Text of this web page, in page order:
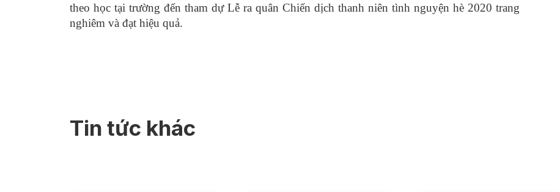
theo học tại trường đến tham dự Lễ ra quân Chiến dịch thanh niên tình nguyện hè 2020 trang
nghiêm và đạt hiệu quả.
Tin tức khác